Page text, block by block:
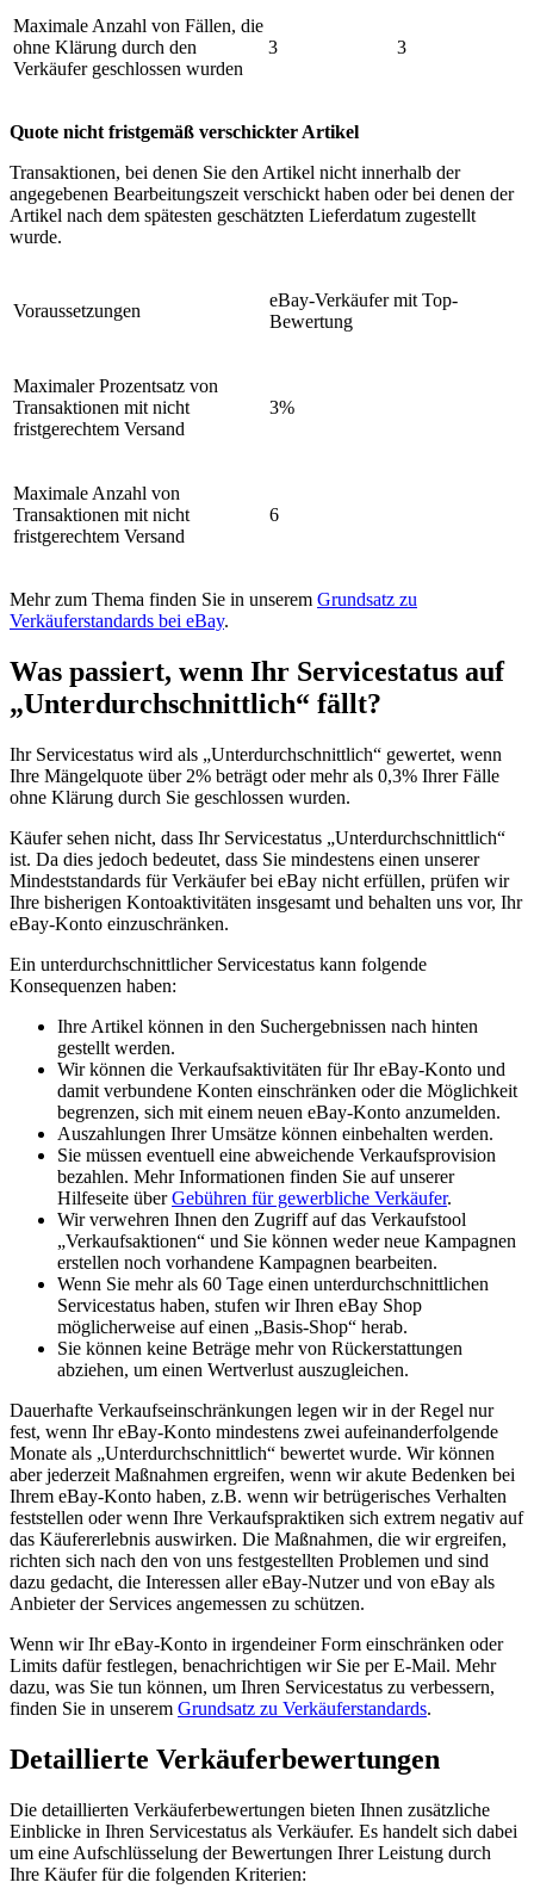
Maximale Anzahl von Fällen, die
ohne Klärung durch den
Verkäufer geschlossen wurden
3 3
Quote nicht fristgemäß verschickter Artikel
Transaktionen, bei denen Sie den Artikel nicht innerhalb der
angegebenen Bearbeitungszeit verschickt haben oder bei denen der
Artikel nach dem spätesten geschätzten Lieferdatum zugestellt
wurde.
Voraussetzungen
eBay-Verkäufer mit Top-
Bewertung
Maximaler Prozentsatz von
Transaktionen mit nicht
fristgerechtem Versand
3%
Maximale Anzahl von
Transaktionen mit nicht
fristgerechtem Versand
6
Mehr zum Thema finden Sie in unserem Grundsatz zu
Verkäuferstandards bei eBay.
Was passiert, wenn Ihr Servicestatus auf
„Unterdurchschnittlich“ fällt?
Ihr Servicestatus wird als „Unterdurchschnittlich“ gewertet, wenn
Ihre Mängelquote über 2% beträgt oder mehr als 0,3% Ihrer Fälle
ohne Klärung durch Sie geschlossen wurden.
Käufer sehen nicht, dass Ihr Servicestatus „Unterdurchschnittlich“
ist. Da dies jedoch bedeutet, dass Sie mindestens einen unserer
Mindeststandards für Verkäufer bei eBay nicht erfüllen, prüfen wir
Ihre bisherigen Kontoaktivitäten insgesamt und behalten uns vor, Ihr
eBay-Konto einzuschränken.
Ein unterdurchschnittlicher Servicestatus kann folgende
Konsequenzen haben:
Ihre Artikel können in den Suchergebnissen nach hinten
gestellt werden.
Wir können die Verkaufsaktivitäten für Ihr eBay-Konto und
damit verbundene Konten einschränken oder die Möglichkeit
begrenzen, sich mit einem neuen eBay-Konto anzumelden.
Auszahlungen Ihrer Umsätze können einbehalten werden.
Sie müssen eventuell eine abweichende Verkaufsprovision
bezahlen. Mehr Informationen finden Sie auf unserer
Hilfeseite überGebühren für gewerbliche Verkäufer.
Wir verwehren Ihnen den Zugriff auf das Verkaufstool
„Verkaufsaktionen“ und Sie können weder neue Kampagnen
erstellen noch vorhandene Kampagnen bearbeiten.
Wenn Sie mehr als 60 Tage einen unterdurchschnittlichen
Servicestatus haben, stufen wir Ihren eBay Shop
möglicherweise auf einen „Basis-Shop“ herab.
Sie können keine Beträge mehr von Rückerstattungen
abziehen, um einen Wertverlust auszugleichen.
Dauerhafte Verkaufseinschränkungen legen wir in der Regel nur
fest, wenn Ihr eBay-Konto mindestens zwei aufeinanderfolgende
Monate als „Unterdurchschnittlich“ bewertet wurde. Wir können
aber jederzeit Maßnahmen ergreifen, wenn wir akute Bedenken bei
Ihrem eBay-Konto haben, z.B. wenn wir betrügerisches Verhalten
feststellen oder wenn Ihre Verkaufspraktiken sich extrem negativ auf
das Käufererlebnis auswirken. Die Maßnahmen, die wir ergreifen,
richten sich nach den von uns festgestellten Problemen und sind
dazu gedacht, die Interessen aller eBay-Nutzer und von eBay als
Anbieter der Services angemessen zu schützen.
Wenn wir Ihr eBay-Konto in irgendeiner Form einschränken oder
Limits dafür festlegen, benachrichtigen wir Sie per E-Mail. Mehr
dazu, was Sie tun können, um Ihren Servicestatus zu verbessern,
finden Sie in unserem Grundsatz zu Verkäuferstandards.
Detaillierte Verkäuferbewertungen
Die detaillierten Verkäuferbewertungen bieten Ihnen zusätzliche
Einblicke in Ihren Servicestatus als Verkäufer. Es handelt sich dabei
um eine Aufschlüsselung der Bewertungen Ihrer Leistung durch
Ihre Käufer für die folgenden Kriterien: